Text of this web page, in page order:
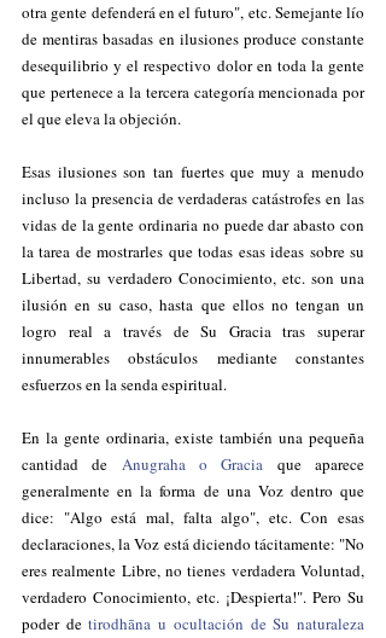
otra gente defenderá en el futuro", etc. Semejante lío
de mentiras basadas en ilusiones produce constante
desequilibrio y el respectivo dolor en toda la gente
que pertenece a la tercera categoría mencionada por
el que eleva la objeción.
Esas ilusiones son tan fuertes que muy a menudo
incluso la presencia de verdaderas catástrofes en las
vidas de la gente ordinaria no puede dar abasto con
la tarea de mostrarles que todas esas ideas sobre su
Libertad, su verdadero Conocimiento, etc. son una
ilusión en su caso, hasta que ellos no tengan un
logro real a través de Su Gracia tras superar
innumerables obstáculos mediante constantes
esfuerzos en la senda espiritual.
En la gente ordinaria, existe también una pequeña
cantidad de Anugraha o Gracia que aparece
generalmente en la forma de una Voz dentro que
dice: "Algo está mal, falta algo", etc. Con esas
declaraciones, la Voz está diciendo tácitamente: "No
eres realmente Libre, no tienes verdadera Voluntad,
verdadero Conocimiento, etc. ¡Despierta!". Pero Su
poder de tirodhāna u ocultación de Su naturaleza